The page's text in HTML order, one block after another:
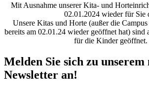
Mit Ausnahme unserer Kita- und
02.01.2024 wieder für Sie
Unsere Kitas und Horte (außer die
bereits am 02.01.24 wieder geöffnet hat) sind
für die Kinder geöffnet.
Melden Sie sich zu
Newsletter an!